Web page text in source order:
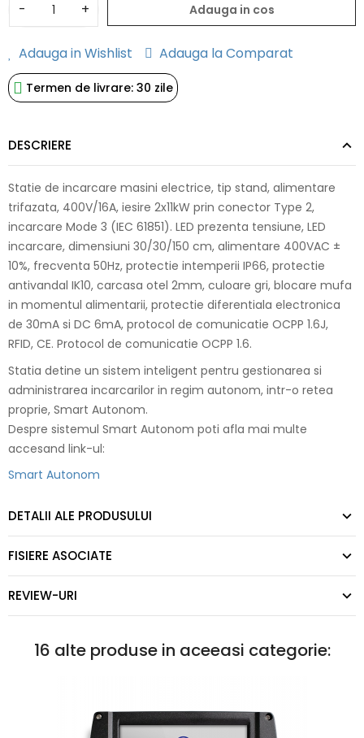
- + Adauga in cos
Adauga in Wishlist Adauga la Comparat
Termen de livrare: 30 zile
DESCRIERE
Statie de incarcare masini electrice, tip stand, alimentare
trifazata, 400V/16A, iesire 2x11kW prin conector Type 2,
incarcare Mode 3 (IEC 61851). LED prezenta tensiune, LED
incarcare, dimensiuni 30/30/150 cm, alimentare 400VAC ±
10%, frecventa 50Hz, protectie intemperii IP66, protectie
antivandal IK10, carcasa otel 2mm, culoare gri, blocare mufa
in momentul alimentarii, protectie diferentiala electronica
de 30mA si DC 6mA, protocol de comunicatie OCPP 1.6J,
RFID, CE. Protocol de comunicatie OCPP 1.6.
Statia detine un sistem inteligent pentru gestionarea si
administrarea incarcarilor in regim autonom, intr-o retea
proprie, Smart Autonom.
Despre sistemul Smart Autonom poti afla mai multe
accesand link-ul:
Smart Autonom
DETALII ALE PRODUSULUI
FISIERE ASOCIATE
REVIEW-URI
16 alte produse in aceeasi categorie: